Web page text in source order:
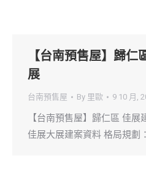
【台南預售屋】歸
展
台南預售屋 By 里歐 9 10 月,
【台南預售屋】歸仁區 佳
佳展大展建案資料 格局規劃